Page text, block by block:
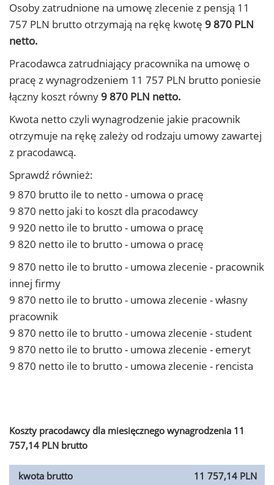
Osoby zatrudnione na umowę zlecenie z pensją 11
757 PLN brutto otrzymają na rękę kwotę 9 870 PLN
netto.
Pracodawca zatrudniający pracownika na umowę o
pracę z wynagrodzeniem 11 757 PLN brutto poniesie
łączny koszt równy 9 870 PLN netto.
Kwota netto czyli wynagrodzenie jakie pracownik
otrzymuje na rękę zależy od rodzaju umowy zawartej
z pracodawcą.
Sprawdź również:
9 870 brutto ile to netto - umowa o pracę
9 870 netto jaki to koszt dla pracodawcy
9 920 netto ile to brutto - umowa o pracę
9 820 netto ile to brutto - umowa o pracę
9 870 netto ile to brutto - umowa zlecenie - pracownik
innej firmy
9 870 netto ile to brutto - umowa zlecenie - własny
pracownik
9 870 netto ile to brutto - umowa zlecenie - student
9 870 netto ile to brutto - umowa zlecenie - emeryt
9 870 netto ile to brutto - umowa zlecenie - rencista
Koszty pracodawcy dla miesięcznego wynagrodzenia 11
757,14 PLN brutto
kwota brutto
11 757,14 PLN